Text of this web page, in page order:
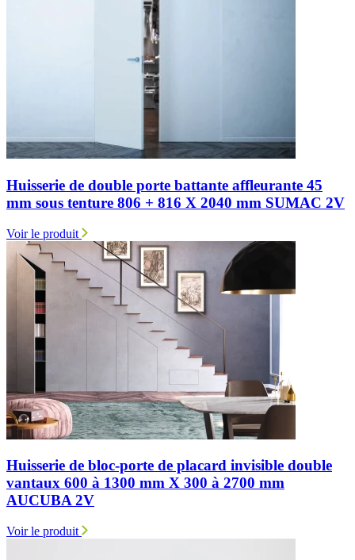
Huisserie de double porte battante affleurante 45
mm sous tenture 806 + 816 X 2040 mm SUMAC 2V
Voir le produit
Huisserie de bloc-porte de placard invisible double
vantaux 600 à 1300 mm X 300 à 2700 mm
AUCUBA 2V
Voir le produit